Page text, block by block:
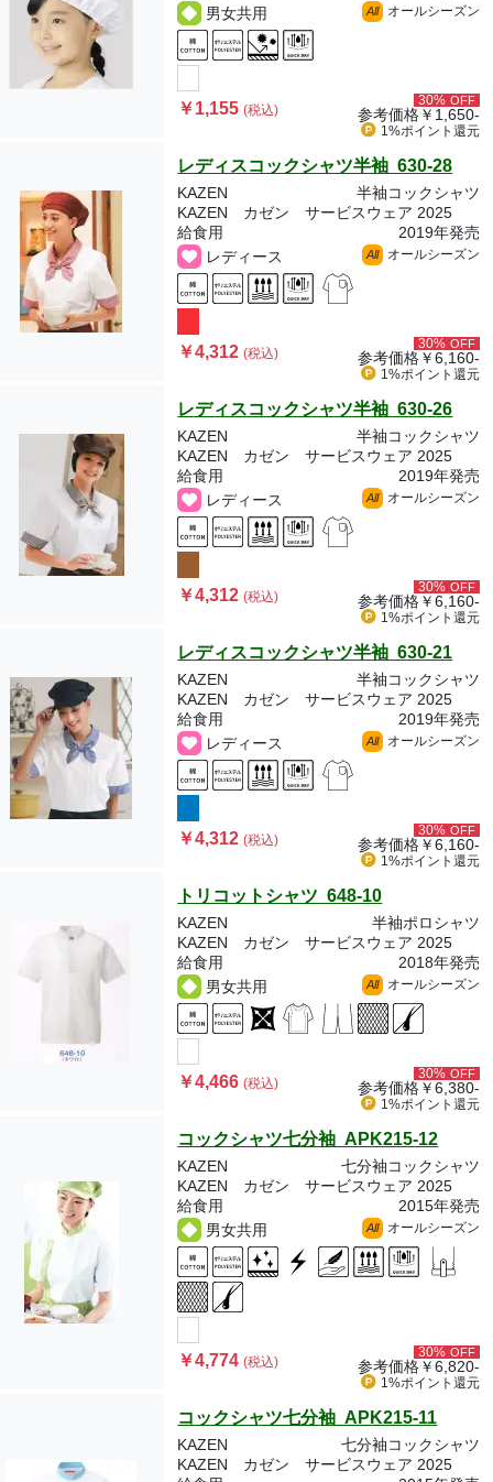
男女共用
All オールシーズン
￥1,155(税込)
30% OFF
参考価格￥1,650-
1%ポイント 還元
レディスコックシャツ半袖 630-28
KAZEN
半袖コックシャツ
KAZEN カゼン サービスウェア 2025
給食用
2019年発売
レディース
All オールシーズン
￥4,312(税込)
30% OFF
参考価格￥6,160-
1%ポイント 還元
レディスコックシャツ半袖 630-26
KAZEN
半袖コックシャツ
KAZEN カゼン サービスウェア 2025
給食用
2019年発売
レディース
All オールシーズン
￥4,312(税込)
30% OFF
参考価格￥6,160-
1%ポイント 還元
レディスコックシャツ半袖 630-21
KAZEN
半袖コックシャツ
KAZEN カゼン サービスウェア 2025
給食用
2019年発売
レディース
All オールシーズン
￥4,312(税込)
30% OFF
参考価格￥6,160-
1%ポイント 還元
トリコットシャツ 648-10
KAZEN
半袖ポロシャツ
KAZEN カゼン サービスウェア 2025
給食用
2018年発売
男女共用
All オールシーズン
￥4,466(税込)
30% OFF
参考価格￥6,380-
1%ポイント 還元
コックシャツ七分袖 APK215-12
KAZEN
七分袖コックシャツ
KAZEN カゼン サービスウェア 2025
給食用
2015年発売
男女共用
All オールシーズン
￥4,774(税込)
30% OFF
参考価格￥6,820-
1%ポイント 還元
コックシャツ七分袖 APK215-11
KAZEN
七分袖コックシャツ
KAZEN カゼン サービスウェア 2025